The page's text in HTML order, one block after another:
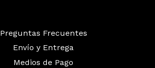
Preguntas Frecuentes
Envío y Entrega
Medios de Pago